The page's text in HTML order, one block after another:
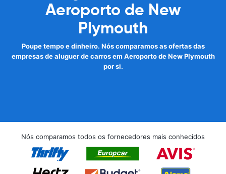
Aeroporto de New
Plymouth
Poupe tempo e dinheiro. Nós comparamos as ofertas das
empresas de aluguer de carros em Aeroporto de New Plymouth
por si.
Nós comparamos todos os fornecedores mais conhecidos